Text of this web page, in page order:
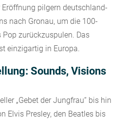
Eröffnung pilgern deutschland-
nach Gronau, um die 100-
Pop zurückzuspulen. Das
einzigartig in Europa.
Sounds, Visions
„Gebet der Jungfrau“ bis hin
Elvis Presley, den Beatles bis